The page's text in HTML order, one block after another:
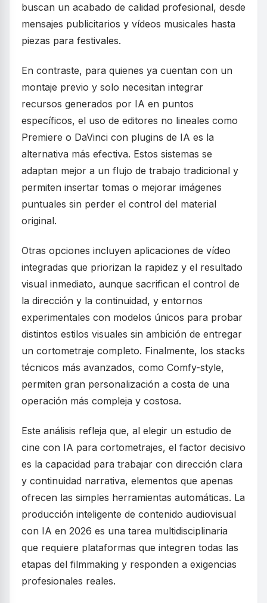
buscan un acabado de calidad profesional, desde
mensajes publicitarios y vídeos musicales hasta
piezas para festivales.
En contraste, para quienes ya cuentan con un
montaje previo y solo necesitan integrar
recursos generados por IA en puntos
específicos, el uso de editores no lineales como
Premiere o DaVinci con plugins de IA es la
alternativa más efectiva. Estos sistemas se
adaptan mejor a un flujo de trabajo tradicional y
permiten insertar tomas o mejorar imágenes
puntuales sin perder el control del material
original.
Otras opciones incluyen aplicaciones de vídeo
integradas que priorizan la rapidez y el resultado
visual inmediato, aunque sacrifican el control de
la dirección y la continuidad, y entornos
experimentales con modelos únicos para probar
distintos estilos visuales sin ambición de entregar
un cortometraje completo. Finalmente, los stacks
técnicos más avanzados, como Comfy-style,
permiten gran personalización a costa de una
operación más compleja y costosa.
Este análisis refleja que, al elegir un estudio de
cine con IA para cortometrajes, el factor decisivo
es la capacidad para trabajar con dirección clara
y continuidad narrativa, elementos que apenas
ofrecen las simples herramientas automáticas. La
producción inteligente de contenido audiovisual
con IA en 2026 es una tarea multidisciplinaria
que requiere plataformas que integren todas las
etapas del filmmaking y responden a exigencias
profesionales reales.